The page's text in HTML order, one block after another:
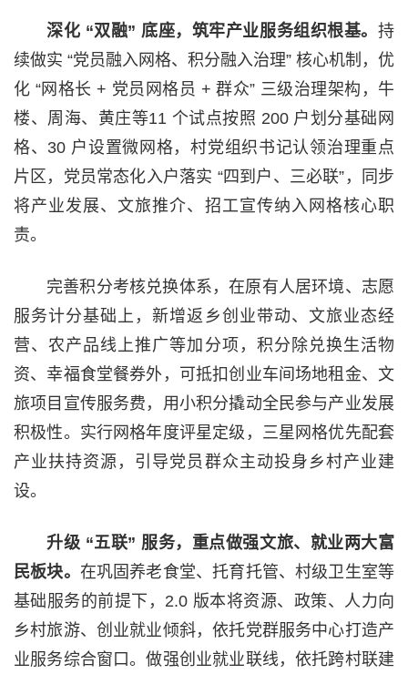
深化 “双融” 底座，筑牢产业服务组织根基。 持
续做实 “党员融入网格、积分融入治理” 核心机制，优
化 “网格长 + 党员网格员 + 群众” 三级治理架构，牛
楼、周海、黄庄等11 个试点按照 200 户划分基础网
格、30 户设置微网格，村党组织书记认领治理重点
片区，党员常态化入户落实 “四到户、三必联”，同步
将产业发展、文旅推介、招工宣传纳入网格核心职
责。
完善积分考核兑换体系，在原有人居环境、志愿
服务计分基础上，新增返乡创业带动、文旅业态经
营、农产品线上推广等加分项，积分除兑换生活物
资、幸福食堂餐券外，可抵扣创业车间场地租金、文
旅项目宣传服务费，用小积分撬动全民参与产业发展
积极性。实行网格年度评星定级，三星网格优先配套
产业扶持资源，引导党员群众主动投身乡村产业建
设。
升级 “五联” 服务，重点做强文旅、就业两大富
民板块。 在巩固养老食堂、托育托管、村级卫生室等
基础服务的前提下，2.0 版本将资源、政策、人力向
乡村旅游、创业就业倾斜，依托党群服务中心打造产
业服务综合窗口。做强创业就业联线，依托跨村联建